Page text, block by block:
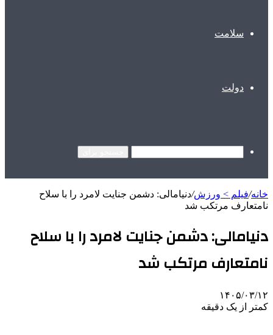
سلامت
دولت
خانه/فیلم > ورزش/دنیامالی: دشمن جنایت لامرد را با سلاح
نامتعارف مرتکب شد
دنیامالی: دشمن جنایت لامرد را با سلاح
نامتعارف مرتکب شد
۱۴۰۵/۰۳/۱۲
کمتر از یک دقیقه